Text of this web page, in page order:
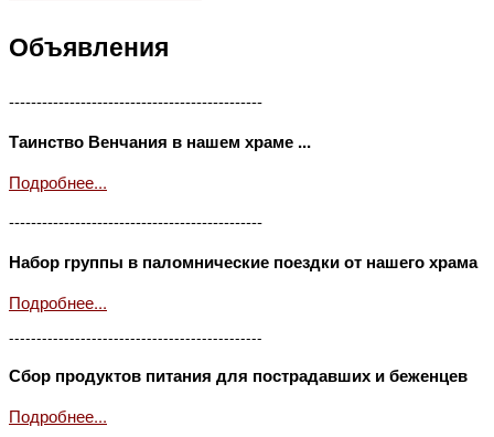
Объявления
----------------------------------------------
Таинство Венчания в нашем храме ...
Подробнее...
----------------------------------------------
Набор группы в паломнические поездки от нашего храма
Подробнее...
----------------------------------------------
Сбор продуктов питания для пострадавших и беженцев
Подробнее...